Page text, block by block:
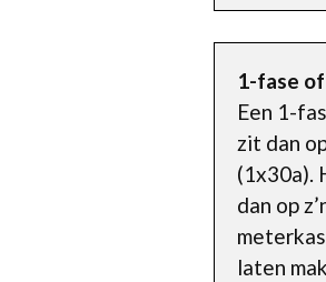
1-fase
Een 1-
zit dan
(1x30a).
dan op
laten